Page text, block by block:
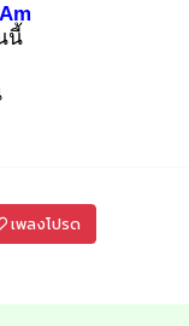
นี้
Am
เพลงโปรด